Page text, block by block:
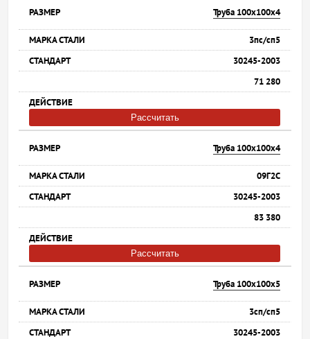
Труба 100х100х4
3пс/сп5
30245-2003
71 280
Рассчитать
Труба 100х100х4
09Г2С
30245-2003
83 380
Рассчитать
Труба 100х100х5
3сп/сп5
30245-2003